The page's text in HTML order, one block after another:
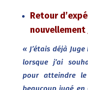
Retour
nouvellement
« J’étais déjà
lorsque j’ai
pour atteindre le